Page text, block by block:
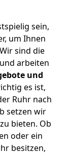
sein,
um Ihnen
sind die
und arbeiten
und
es ist,
Ruhr nach
setzen wir
bieten. Ob
oder ein
besitzen,